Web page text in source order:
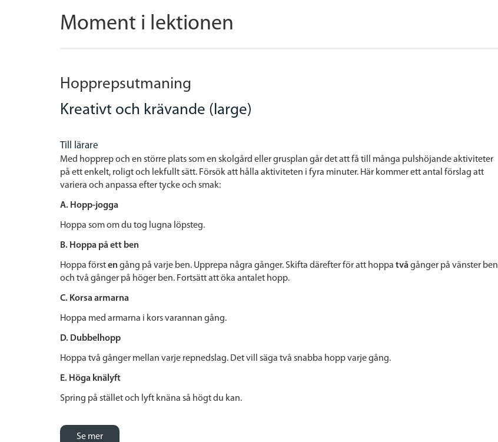
Moment i lektionen
Hopprepsutmaning
Kreativt och krävande (large)
Till lärare
Med hopprep och en större plats som en skolgård eller grusplan går det att få till många pulshöjande aktiviteter
på ett enkelt, roligt och lekfullt sätt. Försök att hålla aktiviteten i fyra minuter. Här kommer ett antal förslag att
variera och anpassa efter tycke och smak:
A. Hopp-jogga
Hoppa som om du tog lugna löpsteg.
B. Hoppa på ett ben
Hoppa försten gång på varje ben. Upprepa några gånger. Skifta därefter för att hoppa tvågånger på vänster ben
och två gånger på höger ben. Fortsätt att öka antalet hopp.
C. Korsa armarna
Hoppa med armarna i kors varannan gång.
D. Dubbelhopp
Hoppa två gånger mellan varje repnedslag. Det vill säga två snabba hopp varje gång.
E. Höga knälyft
Spring på stället och lyft knäna så högt du kan.
Se mer